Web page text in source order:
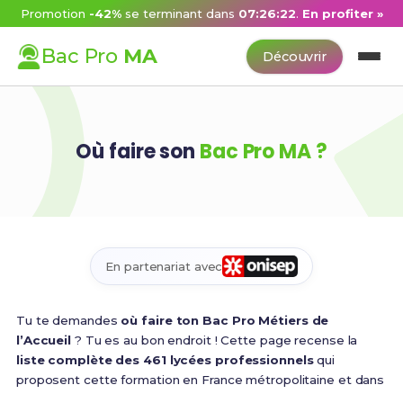
Promotion -42%se terminant dans 07:26:22. En profiter »
Bac Pro MA Découvrir
Où faire son Bac Pro MA ?
En partenariat avec
Tu te demandes où faire ton Bac Pro Métiers de
l’Accueil ? Tu es au bon endroit ! Cette page recense la
liste complète des 461 lycées professionnelsqui
proposent cette formation en France métropolitaine et dans